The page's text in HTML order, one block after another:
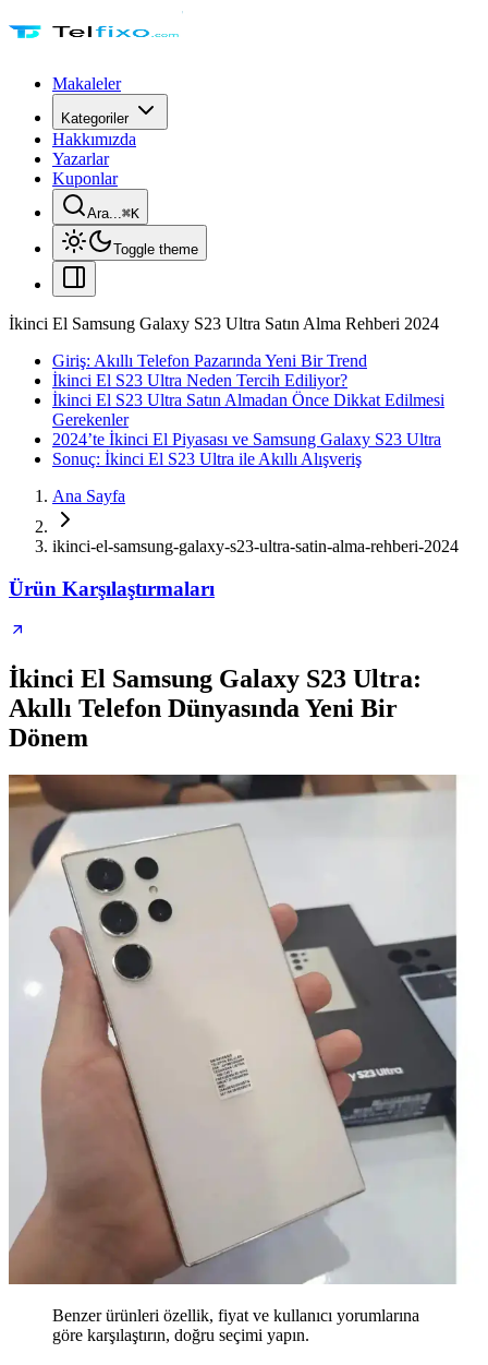
Makaleler
Kategoriler
Hakkımızda
Yazarlar
Kuponlar
Ara...⌘K
Toggle theme
İkinci El Samsung Galaxy S23 Ultra Satın Alma Rehberi 2024
Giriş: Akıllı Telefon Pazarında Yeni Bir Trend
İkinci El S23 Ultra Neden Tercih Ediliyor?
İkinci El S23 Ultra Satın Almadan Önce Dikkat Edilmesi
Gerekenler
2024’te İkinci El Piyasası ve Samsung Galaxy S23 Ultra
Sonuç: İkinci El S23 Ultra ile Akıllı Alışveriş
Ana Sayfa
ikinci-el-samsung-galaxy-s23-ultra-satin-alma-rehberi-2024
Ürün Karşılaştırmaları
İkinci El Samsung Galaxy S23 Ultra:
Akıllı Telefon Dünyasında Yeni Bir
Dönem
Benzer ürünleri özellik, fiyat ve kullanıcı yorumlarına
göre karşılaştırın, doğru seçimi yapın.